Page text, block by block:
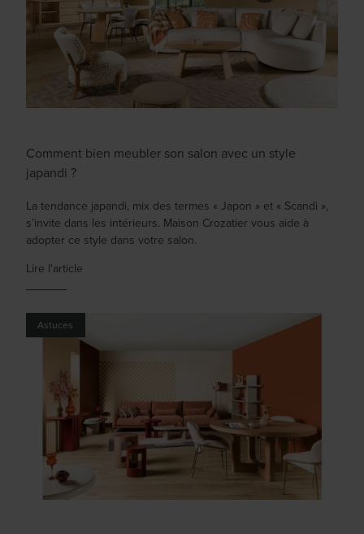
Comment bien meubler son salon avec un style
japandi ?
La tendance japandi, mix des termes « Japon » et « Scandi »,
s’invite dans les intérieurs. Maison Crozatier vous aide à
adopter ce style dans votre salon.
Lire l'article
Astuces